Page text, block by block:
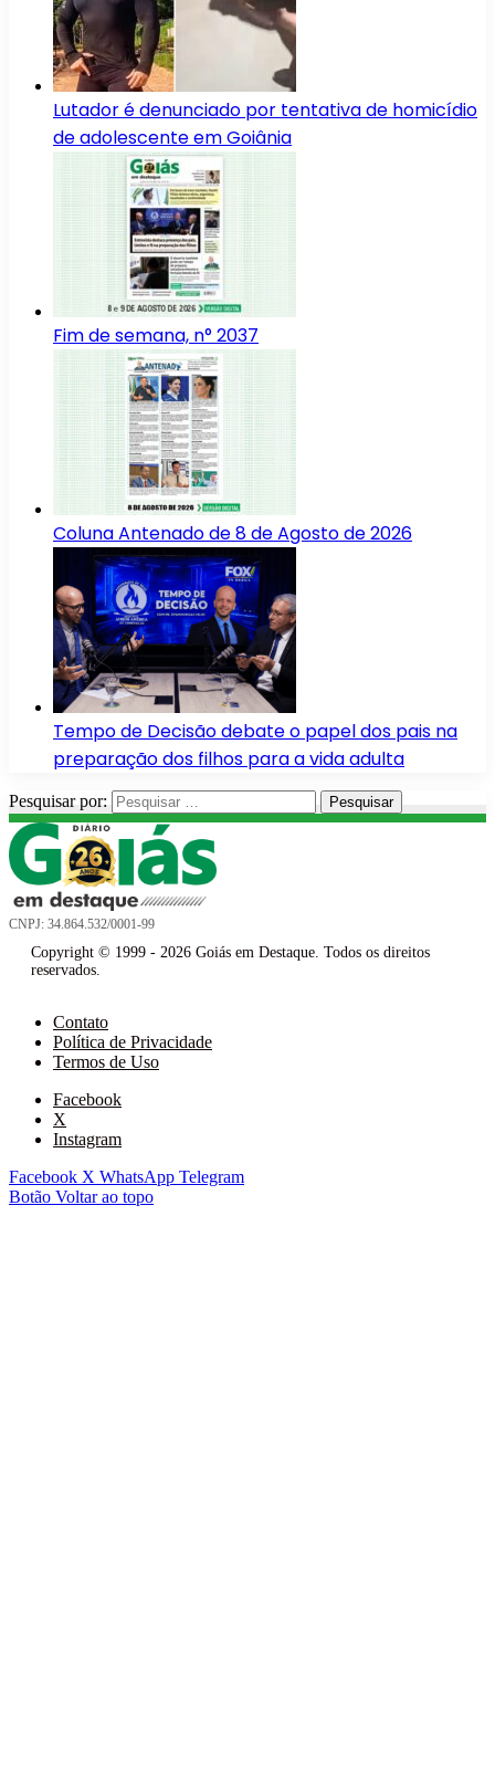
Lutador é denunciado por tentativa de homicídio
de adolescente em Goiânia
Fim de semana, n° 2037
Coluna Antenado de 8 de Agosto de 2026
Tempo de Decisão debate o papel dos pais na
preparação dos filhos para a vida adulta
Pesquisar por:
CNPJ: 34.864.532/0001-99
Copyright © 1999 - 2026 Goiás em Destaque. Todos os direitos
reservados.
Contato
Política de Privacidade
Termos de Uso
Facebook
X
Instagram
Facebook X WhatsApp Telegram
Botão Voltar ao topo